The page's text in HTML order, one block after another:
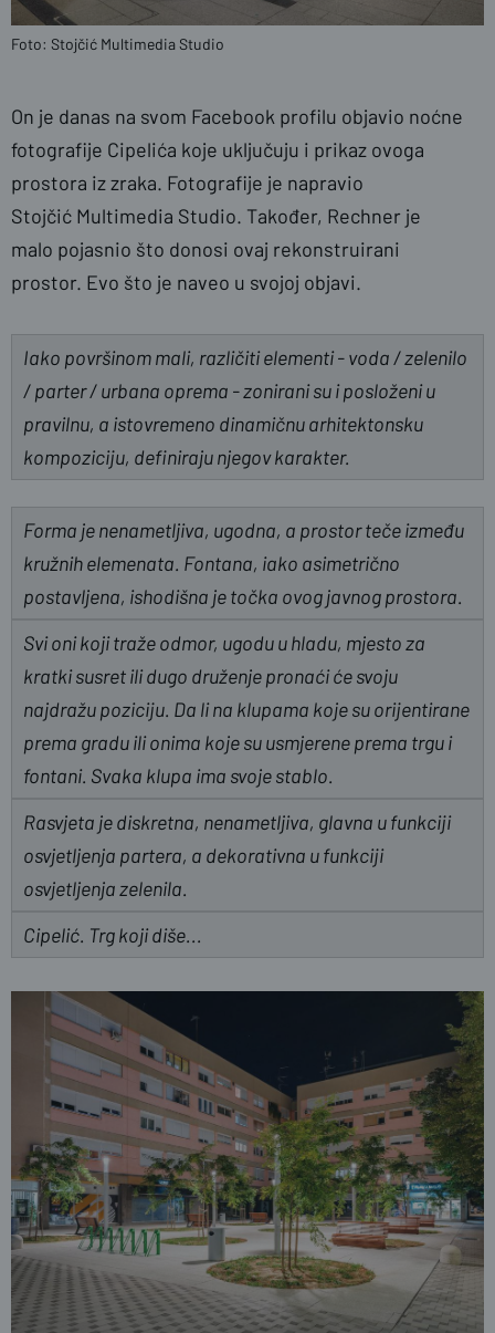
Foto: Stojčić Multimedia Studio
On je danas na svom Facebook profilu objavio noćne
fotografije Cipelića koje uključuju i prikaz ovoga
prostora iz zraka. Fotografije je napravio
Stojčić Multimedia Studio. Također, Rechner je
malo pojasnio što donosi ovaj rekonstruirani
prostor. Evo što je naveo u svojoj objavi.
Iako površinom mali, različiti elementi - voda / zelenilo
/ parter / urbana oprema - zonirani su i posloženi u
pravilnu, a istovremeno dinamičnu arhitektonsku
kompoziciju, definiraju njegov karakter.
Forma je nenametljiva, ugodna, a prostor teče između
kružnih elemenata. Fontana, iako asimetrično
postavljena, ishodišna je točka ovog javnog prostora.
Svi oni koji traže odmor, ugodu u hladu, mjesto za
kratki susret ili dugo druženje pronaći će svoju
najdražu poziciju. Da li na klupama koje su orijentirane
prema gradu ili onima koje su usmjerene prema trgu i
fontani. Svaka klupa ima svoje stablo.
Rasvjeta je diskretna, nenametljiva, glavna u funkciji
osvjetljenja partera, a dekorativna u funkciji
osvjetljenja zelenila.
Cipelić. Trg koji diše...